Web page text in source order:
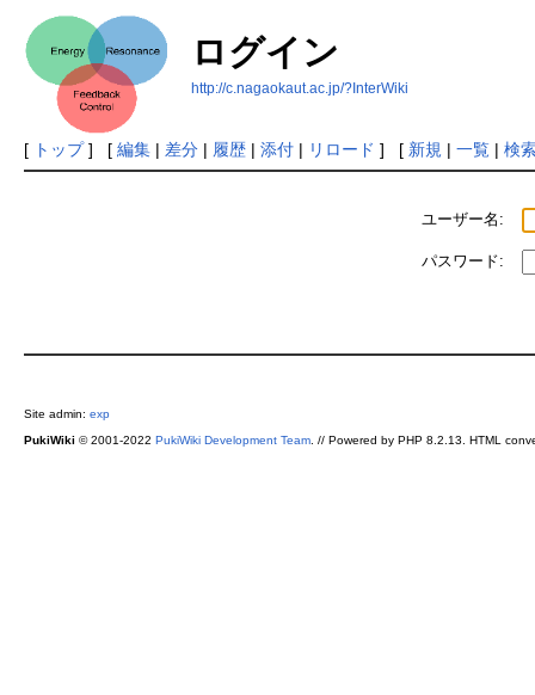
ログイン
http://c.nagaokaut.ac.jp/?InterWiki
[ トップ] [ 編集| 差分| 履歴| 添付| リロード ] [ 新規 | 一覧| 検
ユーザー名:
パスワード:
Site admin: exp
PukiWiki © 2001-2022 PukiWiki Development Team. // Powered by PHP 8.2.13. HTML